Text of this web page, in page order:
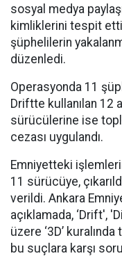
sosyal medya
kimliklerini tespit
şüphelilerin
düzenledi.
Operasyonda 11
Driftte kullanılan 12
sürücülerine ise
cezası uygulandı.
Emniyetteki
11 sürücüye,
verildi. Ankara
açıklamada, ‘Drift',
üzere ‘3D’
bu suçlara karşı